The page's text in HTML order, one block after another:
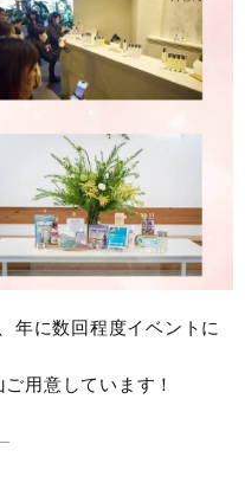
年に数回程度イベントに
用意しています！